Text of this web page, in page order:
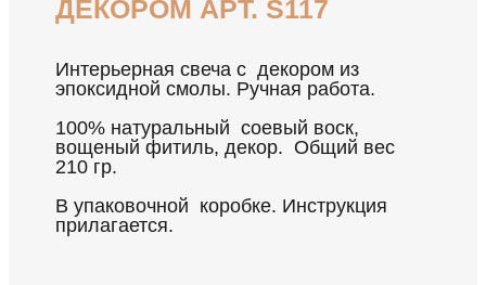
ДЕКОРОМ АРТ. S117
Интерьерная свеча с декором из
эпоксидной смолы. Ручная работа.
100% натуральный соевый воск,
вощеный фитиль, декор. Общий вес
210 гр.
В упаковочной коробке. Инструкция
прилагается.